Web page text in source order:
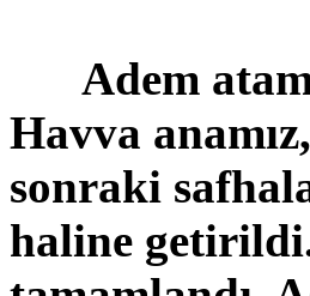
Adem
Havva
sonraki
haline